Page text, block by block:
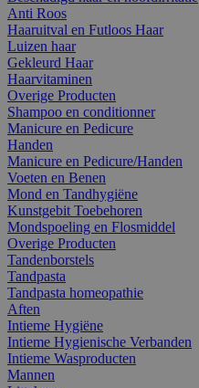
Anti Roos
Haaruitval en Futloos Haar
Luizen haar
Gekleurd Haar
Haarvitaminen
Overige Producten
Shampoo en conditionner
Manicure en Pedicure
Handen
Manicure en Pedicure/Handen
Voeten en Benen
Mond en Tandhygiëne
Kunstgebit Toebehoren
Mondspoeling en Flosmiddel
Overige Producten
Tandenborstels
Tandpasta
Tandpasta homeopathie
Aften
Intieme Hygiëne
Intieme Hygienische Verbanden
Intieme Wasproducten
Mannen